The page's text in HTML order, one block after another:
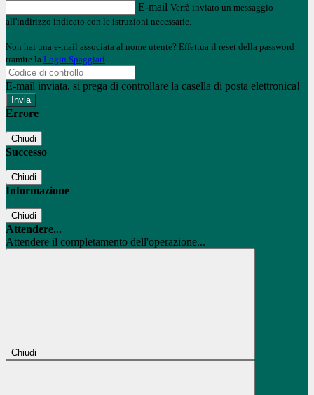
E-mail Verrà inviato un messaggio
all'indirizzo indicato con le istruzioni necessarie.
Non hai una e-mail associata al nome utente? Effettua il reset della password
tramite la Login Spaggiari
E-mail inviata, si prega di controllare la casella di posta elettronica!
Errore
Chiudi
Successo
Chiudi
Informazione
Chiudi
Attendere...
Attendere il completamento dell'operazione...
Chiudi